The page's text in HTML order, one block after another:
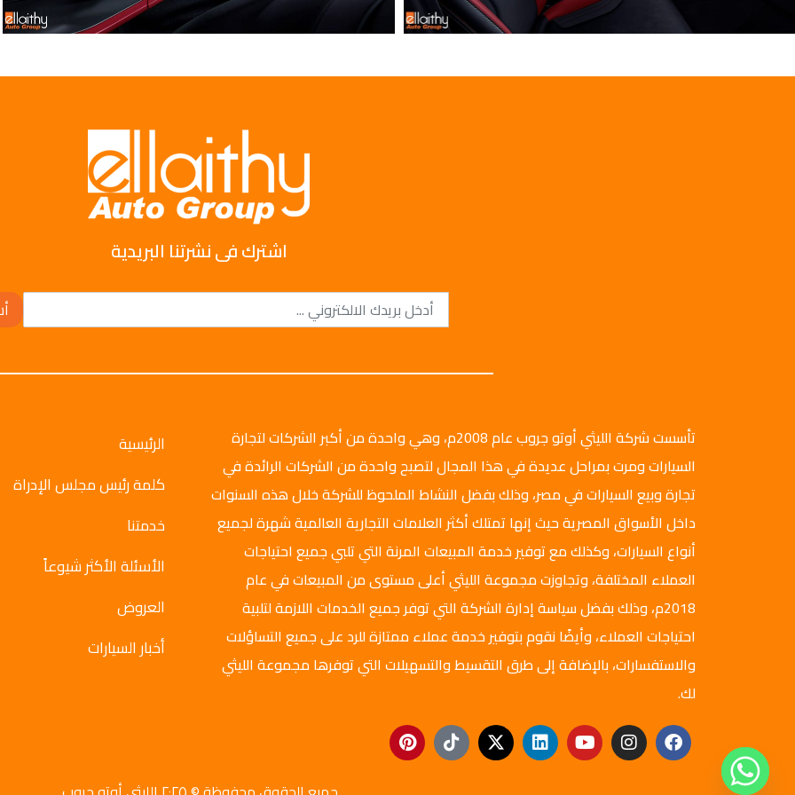
اشترك فى نشرتنا البريدية
تأسست شركة الليثي أوتو جروب عام 2008م، وهي واحدة من أكبر الشركات لتجارة
السيارات ومرت بمراحل عديدة في هذا المجال لتصبح واحدة من الشركات الرائدة في
تجارة وبيع السيارات في مصر، وذلك بفضل النشاط الملحوظ للشركة خلال هذه السنوات
داخل الأسواق المصرية حيث إنها تمتلك أكثر العلامات التجارية العالمية شهرة لجميع
أنواع السيارات، وكذلك مع توفير خدمة المبيعات المرنة التي تلبي جميع احتياجات
العملاء المختلفة، وتجاوزت مجموعة الليثي أعلى مستوى من المبيعات في عام
2018م، وذلك بفضل سياسة إدارة الشركة التي توفر جميع الخدمات اللازمة لتلبية
احتياجات العملاء، وأيضًا نقوم بتوفير خدمة عملاء ممتازة للرد على جميع التساؤلات
والاستفسارات، بالإضافة إلى طرق التقسيط والتسهيلات التي توفرها مجموعة الليثي
لك.
الرئيسية
كلمة رئيس مجلس الإدراة
خدمتنا
الأسئلة الأكثر شيوعاً
العروض
أخبار السيارات